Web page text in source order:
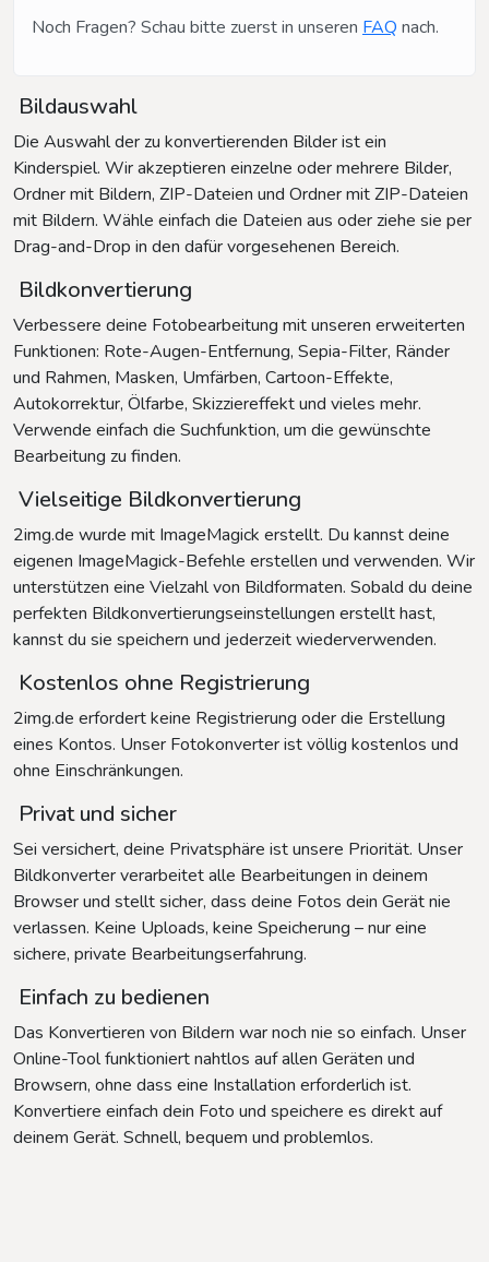
Noch Fragen? Schau bitte zuerst in unseren FAQ nach.
Bildauswahl
Die Auswahl der zu konvertierenden Bilder ist ein
Kinderspiel. Wir akzeptieren einzelne oder mehrere Bilder,
Ordner mit Bildern, ZIP-Dateien und Ordner mit ZIP-Dateien
mit Bildern. Wähle einfach die Dateien aus oder ziehe sie per
Drag-and-Drop in den dafür vorgesehenen Bereich.
Bildkonvertierung
Verbessere deine Fotobearbeitung mit unseren erweiterten
Funktionen: Rote-Augen-Entfernung, Sepia-Filter, Ränder
und Rahmen, Masken, Umfärben, Cartoon-Effekte,
Autokorrektur, Ölfarbe, Skizziereffekt und vieles mehr.
Verwende einfach die Suchfunktion, um die gewünschte
Bearbeitung zu finden.
Vielseitige Bildkonvertierung
2img.de wurde mit ImageMagick erstellt. Du kannst deine
eigenen ImageMagick-Befehle erstellen und verwenden. Wir
unterstützen eine Vielzahl von Bildformaten. Sobald du deine
perfekten Bildkonvertierungseinstellungen erstellt hast,
kannst du sie speichern und jederzeit wiederverwenden.
Kostenlos ohne Registrierung
2img.de erfordert keine Registrierung oder die Erstellung
eines Kontos. Unser Fotokonverter ist völlig kostenlos und
ohne Einschränkungen.
Privat und sicher
Sei versichert, deine Privatsphäre ist unsere Priorität. Unser
Bildkonverter verarbeitet alle Bearbeitungen in deinem
Browser und stellt sicher, dass deine Fotos dein Gerät nie
verlassen. Keine Uploads, keine Speicherung – nur eine
sichere, private Bearbeitungserfahrung.
Einfach zu bedienen
Das Konvertieren von Bildern war noch nie so einfach. Unser
Online-Tool funktioniert nahtlos auf allen Geräten und
Browsern, ohne dass eine Installation erforderlich ist.
Konvertiere einfach dein Foto und speichere es direkt auf
deinem Gerät. Schnell, bequem und problemlos.